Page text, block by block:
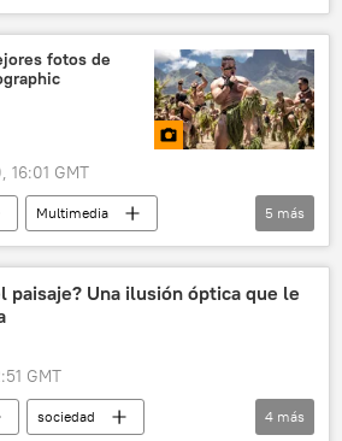
Colombia
fotos de
GMT
Multimedia
concurso
mujeres
5 más
paisaje? Una ilusión óptica que le
GMT
sociedad
4 más